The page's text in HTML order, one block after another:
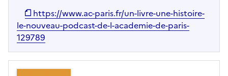
https://www.ac-paris.fr/un-livre-une-histoire-
le-nouveau-podcast-de-l-academie-de-paris-
129789